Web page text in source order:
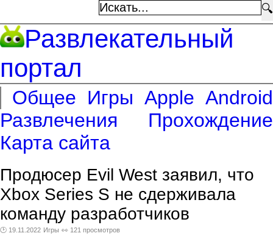
🔍
Развлекательный
портал
Общее Игры Apple Android
Развлечения
Прохождение
Карта сайта
Продюсер Evil West заявил, что
Xbox Series S не сдерживала
команду разработчиков
🕑 19.11.2022 Игры 👀 121 просмотров